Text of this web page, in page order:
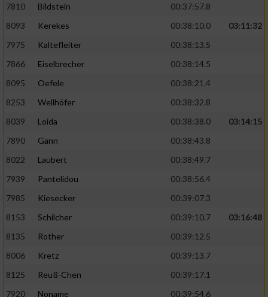
7810
Bildstein
00:37:57.8
8093
Kerekes 00:38:10.0
03:11:32
7975
Kaltefleiter
00:38:13.5
7866
Eiselbrecher
00:38:14.5
8095
Oefele
00:38:21.4
8253
Wellhöfer
00:38:32.8
8039
Loida 00:38:38.0
03:14:15
7890
Gann
00:38:43.8
8022
Laubert
00:38:49.7
7939
Pantelidou
00:38:56.4
7985
Kiesecker
00:39:07.3
8153
Schilcher 00:39:10.7
03:16:48
8135
Rother
00:39:12.5
8006
Kretz
00:39:13.7
8125
Reuß-Chen
00:39:17.1
7920
Noname 00:39:54.6